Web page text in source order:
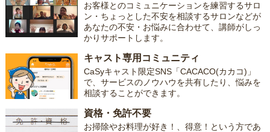
お客様とのコミュニケーションを練習するサロ
ン・ちょっとした不安を相談するサロンなどが
あなたの不安・お悩みに合わせて、講師がしっ
かりサポートします。
キャスト専用コミュニティ
CaSyキャスト限定SNS「CACACO(カカコ)」
で、サービスのノウハウを共有したり、悩みを
相談することができます。
資格・免許不要
お掃除やお料理が好き！、得意！という方であ